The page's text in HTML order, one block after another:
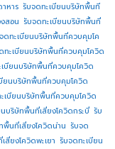
หาร รับจดทะเบียนบริษัทพื้นที
สอน รับจดทะเบียนบริษัทพื้นที่
ดทะเบียนบริษัทพื้นที่ควบคุมโค
ทะเบียนบริษัทพื้นที่ควบคุมโควิด
เบียนบริษัทพื้นที่ควบคุมโควิด
ยนบริษัทพื้นที่ควบคุมโควิด
เบียนบริษัทพื้นที่ควบคุมโควิด
บริษัทพื้นที่เสี่ยงโควิดกระบี่ รับ
พื้นที่เสี่ยงโควิดน่าน รับจด
สี่ยงโควิดพะเยา รับจดทะเบียน